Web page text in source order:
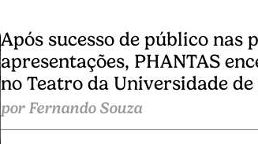
Após sucesso de público nas
apresentações, PHANTAS
no Teatro da Universidade
por Fernando Souza